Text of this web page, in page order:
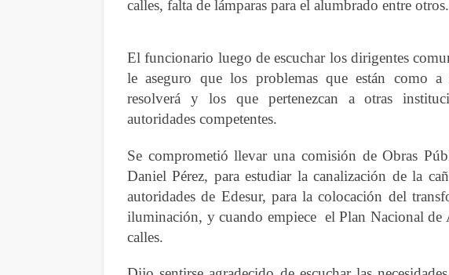
calles, falta de lámparas para el alumbrado entre otros.
El funcionario luego de escuchar los dirigentes
le aseguro que los problemas que están como
resolverá y los que pertenezcan a otras
autoridades competentes.
Se comprometió llevar una comisión de Obras
Daniel Pérez, para estudiar la canalización de la
autoridades de Edesur, para la colocación del
iluminación, y cuando empiece el Plan Nacional de
calles.